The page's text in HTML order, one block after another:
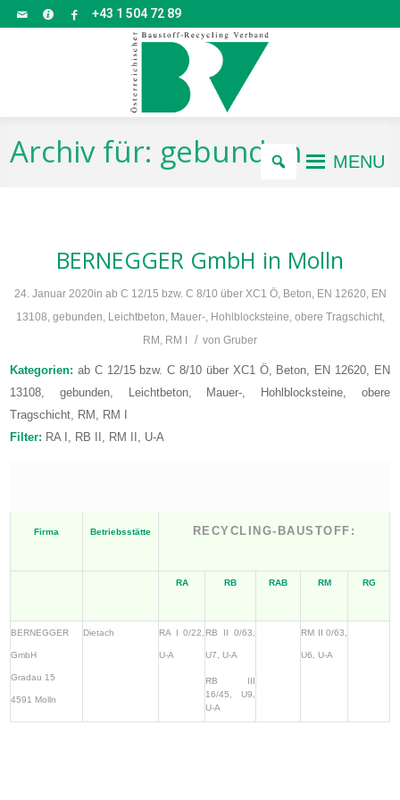
+43 1 504 72 89
MENU
Archiv für: gebunden
BERNEGGER GmbH in Molln
24. Januar 2020in ab C 12/15 bzw. C 8/10 über XC1 Ö, Beton, EN 12620, EN
13108, gebunden, Leichtbeton, Mauer-, Hohlblocksteine, obere Tragschicht,
RM , RM I / von Gruber
Kategorien:ab C 12/15 bzw. C 8/10 über XC1 Ö, Beton, EN 12620, EN
13108, gebunden, Leichtbeton, Mauer-, Hohlblocksteine, obere
Tragschicht, RM, RM I
Filter: RA I, RB II, RM II, U-A
Firma Betriebsstätte RECYCLING-BAUSTOFF:
RA RB RAB RM RG
BERNEGGER
GmbH
Gradau 15
4591 Molln
Dietach RA I 0/22,
U-A
RB II 0/63,
U7, U-A
RB III
16/45, U9,
U-A
RM II 0/63,
U6, U-A